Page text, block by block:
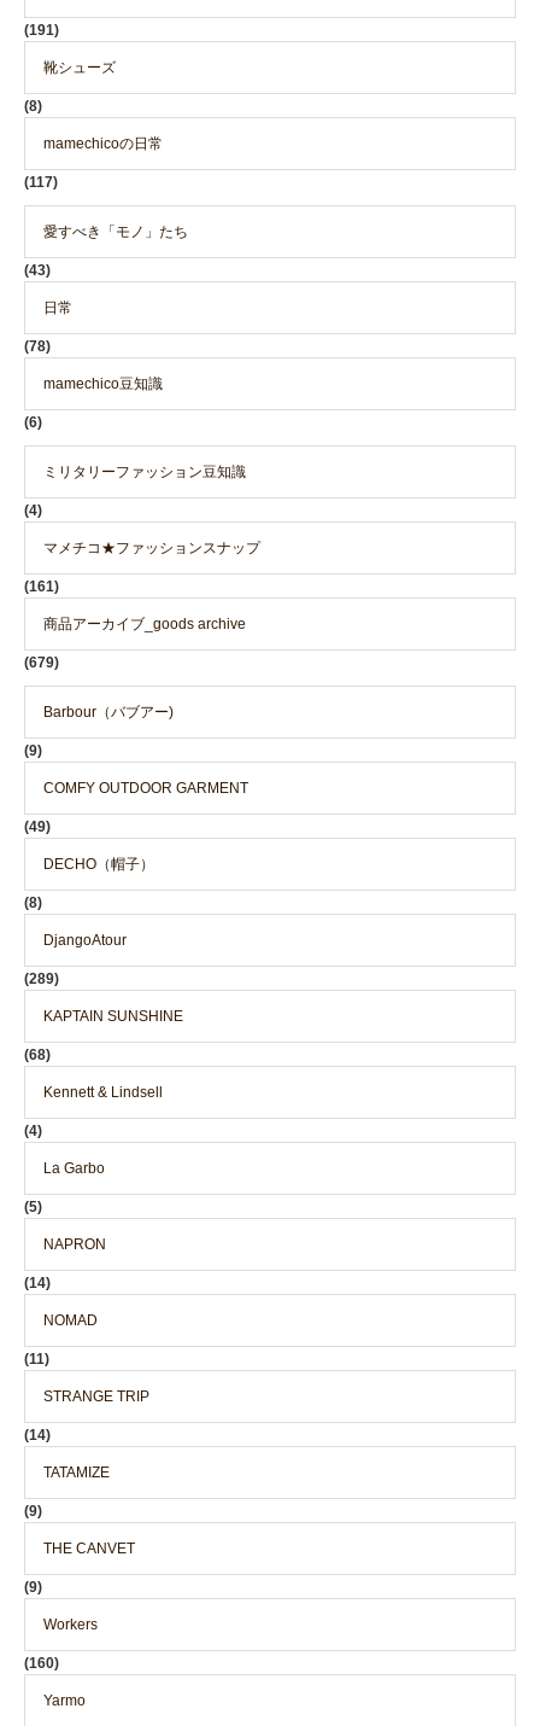
(191)
靴シューズ
(8)
mamechicoの日常
(117)
愛すべき「モノ」たち
(43)
日常
(78)
mamechico豆知識
(6)
ミリタリーファッション豆知識
(4)
マメチコ★ファッションスナップ
(161)
商品アーカイブ_goods archive
(679)
Barbour（バブアー)
(9)
COMFY OUTDOOR GARMENT
(49)
DECHO（帽子）
(8)
DjangoAtour
(289)
KAPTAIN SUNSHINE
(68)
Kennett & Lindsell
(4)
La Garbo
(5)
NAPRON
(14)
NOMAD
(11)
STRANGE TRIP
(14)
TATAMIZE
(9)
THE CANVET
(9)
Workers
(160)
Yarmo